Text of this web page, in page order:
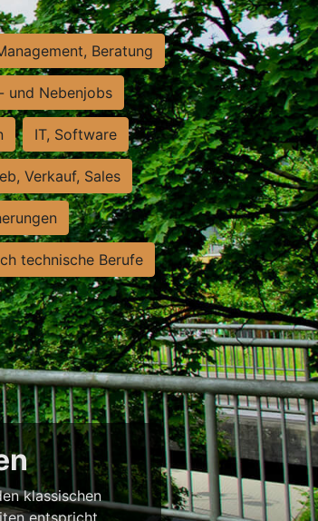
Beratung
und Nebenjobs
IT, Software
Verkauf, Sales
technische Berufe
klassischen